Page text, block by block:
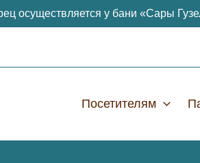
осуществляется у бани «Сары
Посетителям